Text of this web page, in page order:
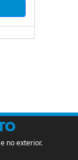
no exterior.